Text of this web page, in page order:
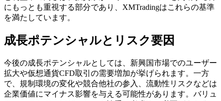
にもっとも重視する部分であり、XMTradingはこれらの基準
を満たしています。
成長ポテンシャルとリスク要因
今後の成長ポテンシャルとしては、新興国市場でのユーザー
拡大や仮想通貨CFD取引の需要増加が挙げられます。一方
で、規制環境の変化や競合他社の参入、流動性リスクなどは
企業価値にマイナス影響を与える可能性があります。バリュ